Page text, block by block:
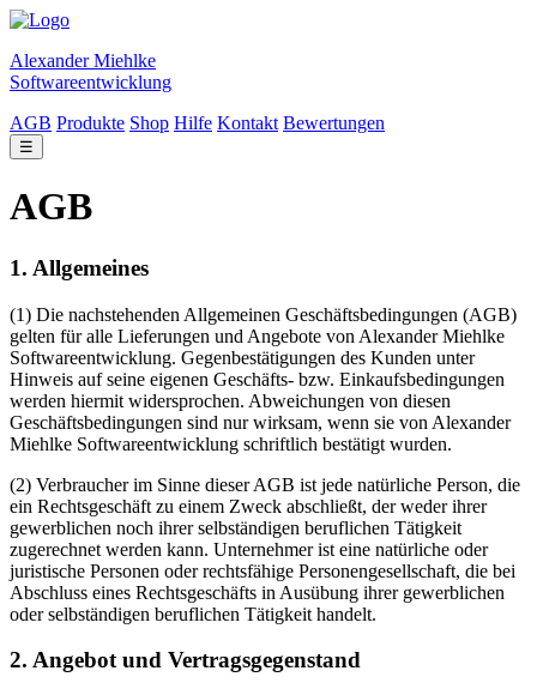
Alexander Miehlke
Softwareentwicklung
AGB Produkte Shop Hilfe Kontakt Bewertungen
☰
AGB
1. Allgemeines
(1) Die nachstehenden Allgemeinen Geschäftsbedingungen (AGB)
gelten für alle Lieferungen und Angebote von Alexander Miehlke
Softwareentwicklung. Gegenbestätigungen des Kunden unter
Hinweis auf seine eigenen Geschäfts- bzw. Einkaufsbedingungen
werden hiermit widersprochen. Abweichungen von diesen
Geschäftsbedingungen sind nur wirksam, wenn sie von Alexander
Miehlke Softwareentwicklung schriftlich bestätigt wurden.
(2) Verbraucher im Sinne dieser AGB ist jede natürliche Person, die
ein Rechtsgeschäft zu einem Zweck abschließt, der weder ihrer
gewerblichen noch ihrer selbständigen beruflichen Tätigkeit
zugerechnet werden kann. Unternehmer ist eine natürliche oder
juristische Personen oder rechtsfähige Personengesellschaft, die bei
Abschluss eines Rechtsgeschäfts in Ausübung ihrer gewerblichen
oder selbständigen beruflichen Tätigkeit handelt.
2. Angebot und Vertragsgegenstand